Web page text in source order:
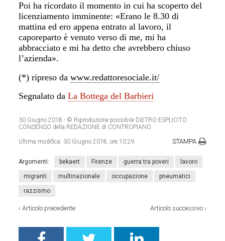
Poi ha ricordato il momento in cui ha scoperto del
licenziamento imminente: «Erano le 8.30 di
mattina ed ero appena entrato al lavoro, il
caporeparto è venuto verso di me, mi ha
abbracciato e mi ha detto che avrebbero chiuso
l’azienda».
(*) ripreso dawww.redattoresociale.it/
Segnalato daLa Bottega del Barbieri
30 Giugno 2018 - © Riproduzione possibile DIETRO ESPLICITO
CONSENSO della REDAZIONE di CONTROPIANO
Ultima modifica: 30 Giugno 2018, ore 10:29 STAMPA
Argomenti: bekaert Firenze guerra tra poveri lavoro
migranti multinazionale occupazione pneumatici
razzismo
‹Articolo precedente Articolo successivo›